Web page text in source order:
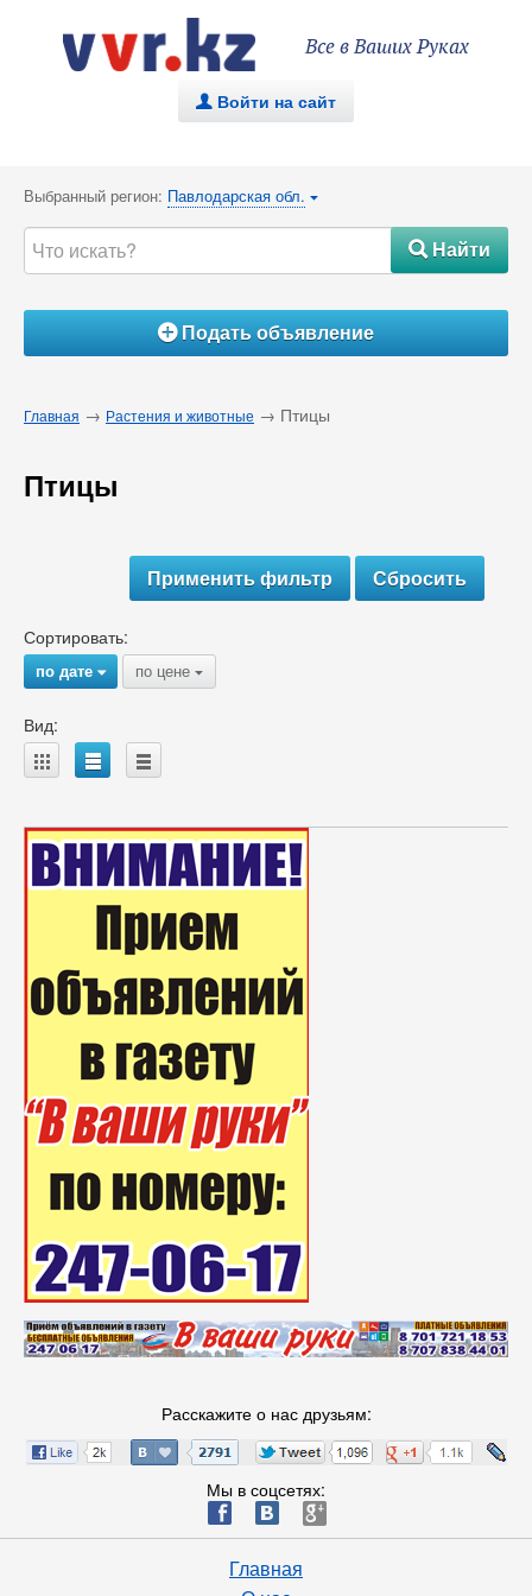
Все в Ваших Руках
. Войти на сайт
Выбранный регион: Павлодарская обл. {
#Найти
ÁПодать объявление
Главная → Растения и животные → Птицы
Птицы
Сортировать:
по дате{ по цене {
Вид:
A B C
Расскажите о нас друзьям:
Мы в соцсетях:
ä æ è
Главная